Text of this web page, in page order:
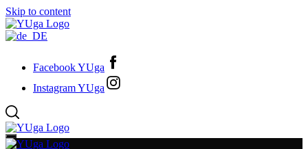
Skip to content
Facebook YUga
Instagram YUga